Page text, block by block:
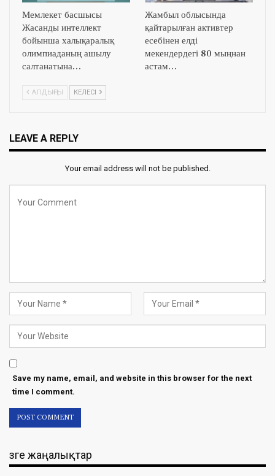
Мемлекет басшысы
Жасанды интеллект
бойынша халықаралық
олимпиаданың ашылу
салтанатына…
Жамбыл облысында
қайтарылған активтер
есебінен елді
мекендердегі 80 мыңнан
астам…
АЛДЫҢҒЫ КЕЛЕСІ
LEAVE A REPLY
Your email address will not be published.
Save my name, email, and website in this browser for the next
time I comment.
Өзге жаңалықтар